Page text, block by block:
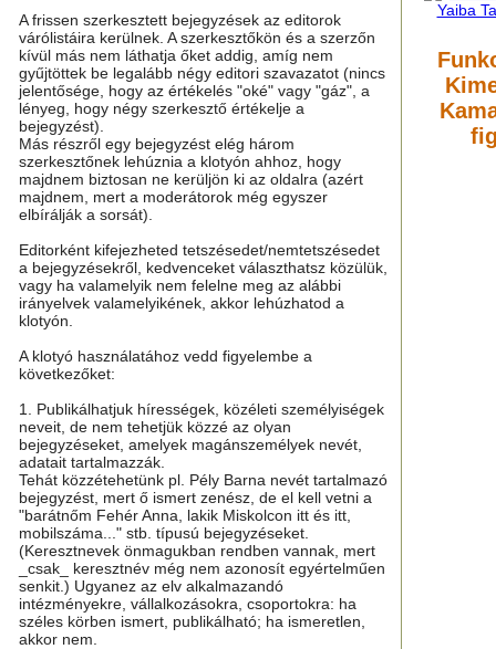
A frissen szerkesztett bejegyzések az editorok
várólistáira kerülnek. A szerkesztőkön és a szerzőn
kívül más nem láthatja őket addig, amíg nem
gyűjtöttek be legalább négy editori szavazatot (nincs
jelentősége, hogy az értékelés "oké" vagy "gáz", a
lényeg, hogy négy szerkesztő értékelje a
bejegyzést).
Más részről egy bejegyzést elég három
szerkesztőnek lehúznia a klotyón ahhoz, hogy
majdnem biztosan ne kerüljön ki az oldalra (azért
majdnem, mert a moderátorok még egyszer
elbírálják a sorsát).
Editorként kifejezheted tetszésedet/nemtetszésedet
a bejegyzésekről, kedvenceket választhatsz közülük,
vagy ha valamelyik nem felelne meg az alábbi
irányelvek valamelyikének, akkor lehúzhatod a
klotyón.
A klotyó használatához vedd figyelembe a
következőket:
1. Publikálhatjuk hírességek, közéleti személyiségek
neveit, de nem tehetjük közzé az olyan
bejegyzéseket, amelyek magánszemélyek nevét,
adatait tartalmazzák.
Tehát közzétehetünk pl. Pély Barna nevét tartalmazó
bejegyzést, mert ő ismert zenész, de el kell vetni a
"barátnőm Fehér Anna, lakik Miskolcon itt és itt,
mobilszáma..." stb. típusú bejegyzéseket.
(Keresztnevek önmagukban rendben vannak, mert
_csak_ keresztnév még nem azonosít egyértelműen
senkit.) Ugyanez az elv alkalmazandó
intézményekre, vállalkozásokra, csoportokra: ha
széles körben ismert, publikálható; ha ismeretlen,
akkor nem.